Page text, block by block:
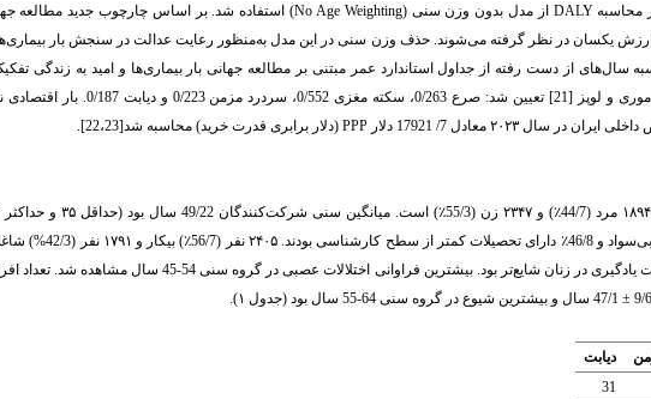
محاسبهDALYاز مدل بدون وزن سنی (No Age Weighting) استفاده شد. بر اساس چارچوب جدید مطالعه
یکسان در نظر گرفته می‌شوند. حذف وزن سنی در این مدل به‌منظور رعایت عدالت در سنجش بار
از دست رفته از جداول استاندارد عمر مبتنی بر مطالعه جهانی بار بیماری‌ها و امید به زندگی
موری و لوپز
[21] تعیین شد: صرع 0/263، سکته مغزی 0/
سال ۲۰۲۳ معادل 7/ 17921
دلار PPP (دلار برابری قدرت خرید) محاسبه شد[22،23].
) و ۲۳۴۷ زن (55/3 ٪
و 46/8 ٪ دارای تحصیلات کمتر از سطح کارشناسی بودند. ۲۴۰۵ نفر (56/7 ٪
) بیکار و
± 47/1 سال و بیشترین شیوع در گروه سنی 64-55 سال بود (جدول ۱).
دیابت
31